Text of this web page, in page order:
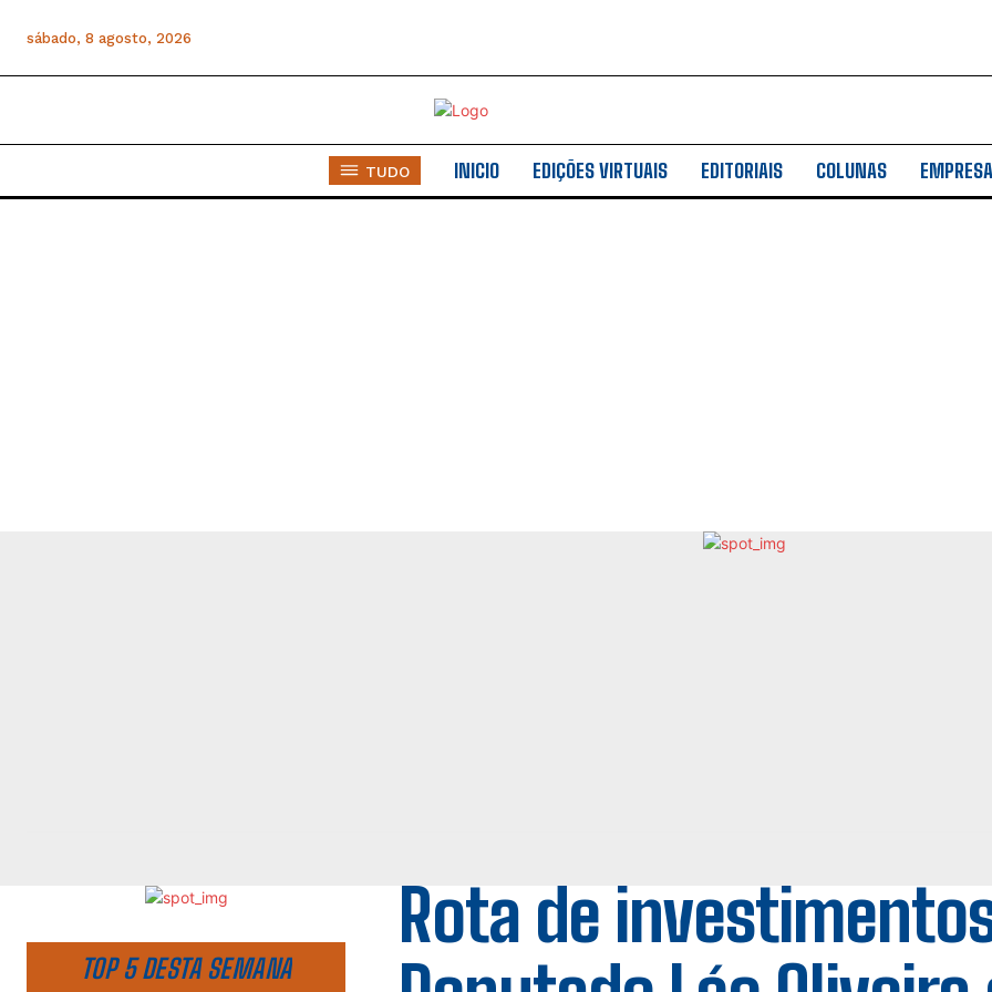
sábado, 8 agosto, 2026
TUDO INICIO EDIÇÕES VIRTUAIS EDITORIAIS COLUNAS EMPRESA
TOP 5 DESTA SEMANA
Rota de